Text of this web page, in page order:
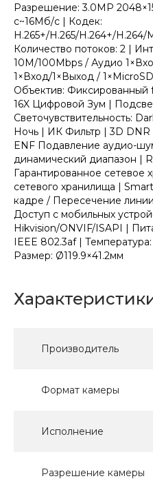
Разрешение: 3.0МР
с~16Мб/с | Кодек:
H.265+/H.265/H.264+/H.264/
Количество потоков: 2 |
10M/100Mbps / Аудио
1×Вход/1×Выход /
Объектив: Фиксированный
16X Цифровой Зум |
Светочувствительность:
Ночь | ИК Фильтр | 3D
ENF Подавление аудио-
динамический диапазон |
Гарантированное
сетевого хранилища |
кадре / Пересечение
Доступ с мобильных
Hikvision/ONVIF/ISAPI |
IEEE 802.3af | Температура:
Размер: Ø119.9×41.2мм
Производитель
Формат камеры
Исполнение
Разрешение камеры